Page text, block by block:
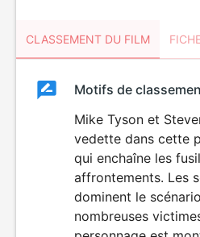
CLASSEMENT DU FILM
ClassementClassement
Motifs de
Mike Tyson et
vedette dans cette
qui enchaîne les
affrontements. Les
dominent le
nombreuses